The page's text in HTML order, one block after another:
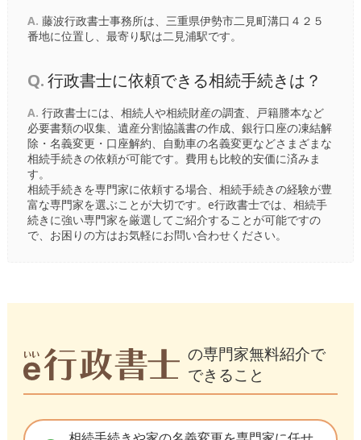
A. 藤波行政書士事務所は、三重県伊勢市二見町溝口４２５
番地に位置し、最寄り駅は二見浦駅です。
Q.行政書士に依頼できる相続手続きは？
A. 行政書士には、相続人や相続財産の調査、戸籍謄本など
必要書類の収集、遺産分割協議書の作成、銀行口座の凍結解
除・名義変更・口座解約、自動車の名義変更などさまざまな
相続手続きの依頼が可能です。費用も比較的安価に済みま
す。
相続手続きを専門家に依頼する場合、相続手続きの経験が豊
富な専門家を選ぶことが大切です。e行政書士では、相続手
続きに強い専門家を厳選してご紹介することが可能ですの
で、お困りの方はお気軽にお問い合わせください。
の専門家無料紹介で
できること